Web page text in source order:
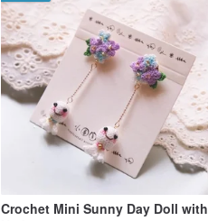
Crochet Mini Sunny Day Doll with